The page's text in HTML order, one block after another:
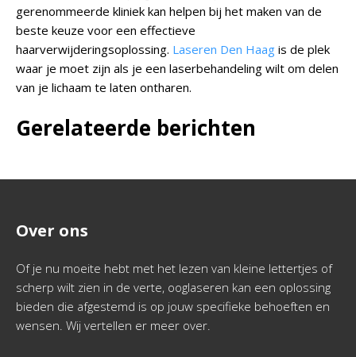
gerenommeerde kliniek kan helpen bij het maken van de
beste keuze voor een effectieve
haarverwijderingsoplossing. Laseren Den Haag is de plek
waar je moet zijn als je een laserbehandeling wilt om delen
van je lichaam te laten ontharen.
Gerelateerde berichten
Over ons
Of je nu moeite hebt met het lezen van kleine lettertjes of
scherp wilt zien in de verte, ooglaseren kan een oplossing
bieden die afgestemd is op jouw specifieke behoeften en
wensen. Wij vertellen er meer over.